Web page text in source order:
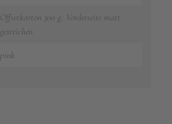
Offsetkarton 300 g, Vorderseite matt
gestrichen
pink